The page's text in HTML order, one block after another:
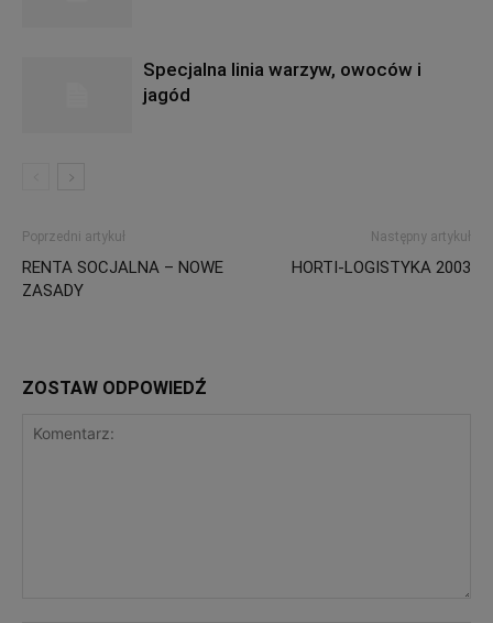
Specjalna linia warzyw, owoców i
jagód
Poprzedni artykuł
RENTA SOCJALNA – NOWE
ZASADY
Następny artykuł
HORTI-LOGISTYKA 2003
ZOSTAW ODPOWIEDŹ